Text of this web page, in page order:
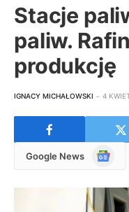
Stacje
paliw.
produkcję
IGNACY MICHAŁOWSKI 4
Google News
Google